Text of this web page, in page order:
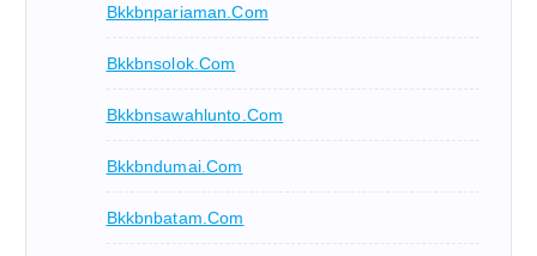
Bkkbnpariaman.com
Bkkbnsolok.com
Bkkbnsawahlunto.com
Bkkbndumai.com
Bkkbnbatam.com